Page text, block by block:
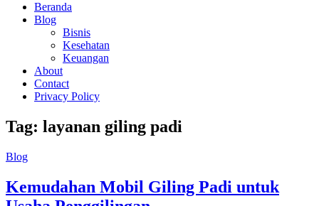
Beranda
Blog
Bisnis
Kesehatan
Keuangan
About
Contact
Privacy Policy
Tag: layanan giling padi
Blog
Kemudahan Mobil Giling Padi untuk